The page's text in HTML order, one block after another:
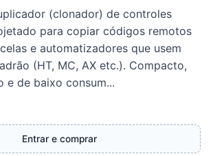
(clonador) de controles
para copiar códigos remotos
e automatizadores que usem
(HT, MC, AX etc.). Compacto,
e de baixo consum...
Entrar e comprar